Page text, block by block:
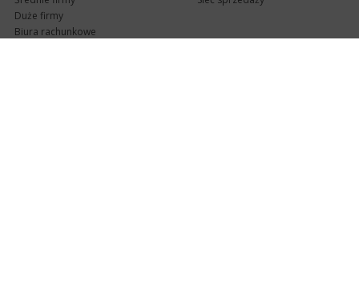
Duże firmy
Biura rachunkowe